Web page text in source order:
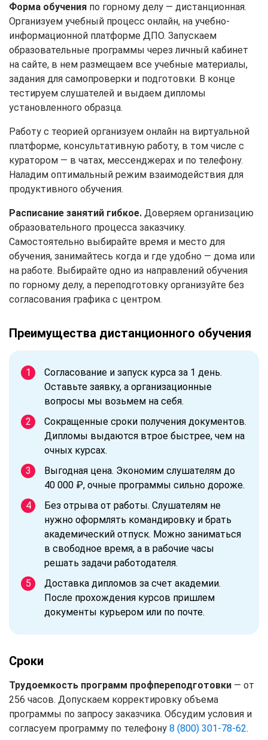
Форма обучения по горному делу — дистанционная.
Организуем учебный процесс онлайн, на учебно-
информационной платформе ДПО. Запускаем
образовательные программы через личный кабинет
на сайте, в нем размещаем все учебные материалы,
задания для самопроверки и подготовки. В конце
тестируем слушателей и выдаем дипломы
установленного образца.
Работу с теорией организуем онлайн на виртуальной
платформе, консультативную работу, в том числе с
куратором — в чатах, мессенджерах и по телефону.
Наладим оптимальный режим взаимодействия для
продуктивного обучения.
Расписание занятий гибкое. Доверяем организацию
образовательного процесса заказчику.
Самостоятельно выбирайте время и место для
обучения, занимайтесь когда и где удобно — дома или
на работе. Выбирайте одно из направлений обучения
по горному делу, а переподготовку организуйте без
согласования графика с центром.
Преимущества дистанционного обучения
Согласование и запуск курса за 1 день.
Оставьте заявку, а организационные
вопросы мы возьмем на себя.
Сокращенные сроки получения документов.
Дипломы выдаются втрое быстрее, чем на
очных курсах.
Выгодная цена. Экономим слушателям до
40 000 ₽, очные программы сильно дороже.
Без отрыва от работы. Слушателям не
нужно оформлять командировку и брать
академический отпуск. Можно заниматься
в свободное время, а в рабочие часы
решать задачи работодателя.
Доставка дипломов за счет академии.
После прохождения курсов пришлем
документы курьером или по почте.
Сроки
Трудоемкость программ профпереподготовки — от
256 часов. Допускаем корректировку объема
программы по запросу заказчика. Обсудим условия и
согласуем программу по телефону 8 (800) 301-78-62.